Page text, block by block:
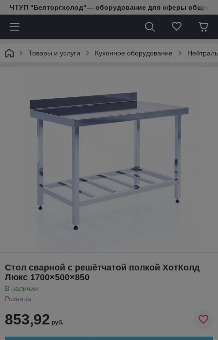
ЧТУП "Белторгхолод"— оборудование для сферы
Товары и услуги Кухонное оборудование
Стол сварной с решётчатой полкой ХотКолд
Люкс 1700×500×850
В наличии
Розница
853,92 руб.